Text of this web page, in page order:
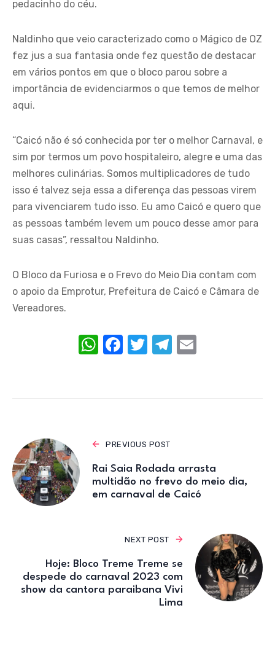
pedacinho do céu.
Naldinho que veio caracterizado como o Mágico de OZ
fez jus a sua fantasia onde fez questão de destacar
em vários pontos em que o bloco parou sobre a
importância de evidenciarmos o que temos de melhor
aqui.
“Caicó não é só conhecida por ter o melhor Carnaval, e
sim por termos um povo hospitaleiro, alegre e uma das
melhores culinárias. Somos multiplicadores de tudo
isso é talvez seja essa a diferença das pessoas virem
para vivenciarem tudo isso. Eu amo Caicó e quero que
as pessoas também levem um pouco desse amor para
suas casas”, ressaltou Naldinho.
O Bloco da Furiosa e o Frevo do Meio Dia contam com
o apoio da Emprotur, Prefeitura de Caicó e Câmara de
Vereadores.
W
s
p
p
F
e
o
o
k
T
te
T
gr
PREVIOUS POST
Rai Saia Rodada arrasta
multidão no frevo do meio dia,
em carnaval de Caicó
NEXT POST
Hoje: Bloco Treme Treme se
despede do carnaval 2023 com
show da cantora paraibana Vivi
Lima